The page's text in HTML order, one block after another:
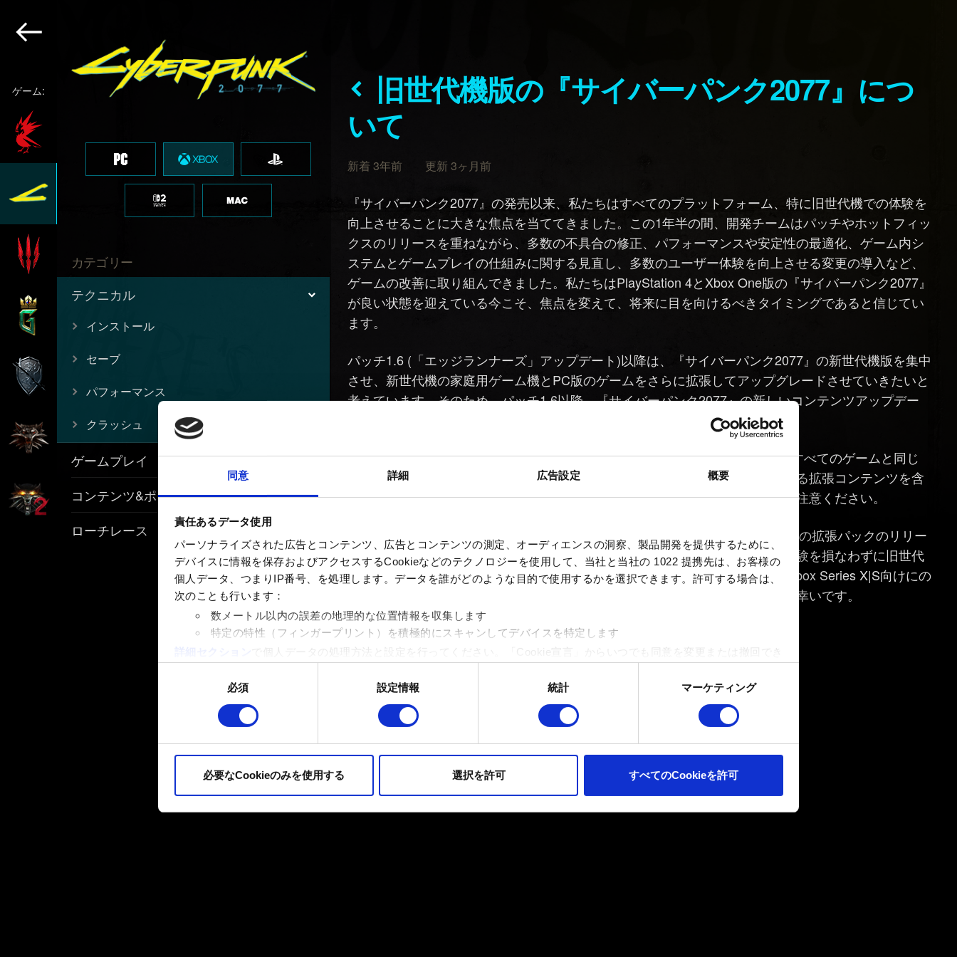
同意 詳細 広告設定 概要
責任あるデータ使用
パーソナライズされた広告とコンテンツ、広告とコンテンツの測定、オーディエンスの洞察、製品開発を提供するために、
デバイスに情報を保存およびアクセスするCookieなどのテクノロジーを使用して、当社と当社の 1022 提携先は、お客様の
個人データ、つまりIP番号、を処理します。データを誰がどのような目的で使用するかを選択できます。 許可する場合は、
次のことも行います：
数メートル以内の誤差の地理的な位置情報を収集します
特定の特性（フィンガープリント）を積極的にスキャンしてデバイスを特定します
で個人データの処理方法と設定を行ってください。「Cookie宣言」からいつでも同意を変更または撤回でき
一部のCookieはウェブサイトの機能を正常にお使いいただくために必要なものです。その他のCookieは、ウェブサイトの
品質向上のために、オプションとして技術的およびコンテンツ関連のフィードバックを送信します。また、ソーシャルメデ
ます。お客様の許可なくこれらのオプションが有効になることはありません。
必須 設定情報 統計 マーケティング
必要なCookieのみを使用する 選択を許可 すべてのCookieを許可
ゲーム:
カテゴリー
テクニカル
インストール
セーブ
パフォーマンス
クラッシュ
ゲームプレイ
コンテンツ&ポリシー
ローチレース
旧世代機版の『サイバーパンク2077』につ
いて
新着 3年前 更新 3ヶ月前
『サイバーパンク2077』の発売以来、私たちはすべてのプラットフォーム、特に旧世代機での体験を
向上させることに大きな焦点を当ててきました。この1年半の間、開発チームはパッチやホットフィッ
クスのリリースを重ねながら、多数の不具合の修正、パフォーマンスや安定性の最適化、ゲーム内シ
ステムとゲームプレイの仕組みに関する見直し、多数のユーザー体験を向上させる変更の導入など、
ゲームの改善に取り組んできました。私たちはPlayStation 4とXbox One版の『サイバーパンク2077』
が良い状態を迎えている今こそ、焦点を変えて、将来に目を向けるべきタイミングであると信じてい
ます。
パッチ1.6 (「エッジランナーズ」アップデート)以降は、『サイバーパンク2077』の新世代機版を集中
させ、新世代機の家庭用ゲーム機とPC版のゲームをさらに拡張してアップグレードさせていきたいと
考えています。そのため、パッチ1.6以降、『サイバーパンク2077』の新しいコンテンツアップデー
トと改善は、PC、PlayStation 5、Xbox Series X|Sのみに配信される予定です。
『サイバーパンク2077』がパッチ1.6以降も旧世代機で機能し続き、私たちのすべてのゲームと同じ
ようにテクニカルサポートの提供は継続されます。ただし、今後リリースされる拡張コンテンツを含
め、新しいコンテンツアップデートや改善は旧世代機には適用されない点にご注意ください。
『サイバーパンク2077』向けの拡張パックは「仮初めの自由」のみで、今後別の拡張パックのリリー
ス予定はありません。この拡張コンテンツの規模を考慮するとプレイヤーの体験を損なわずに旧世代
機でリリースすることが技術的に困難であることから、PC、PlayStation 5、Xbox Series X|S向けにの
み開発するという難しい決断に至った点につきまして、ご理解いただけますと幸いです。